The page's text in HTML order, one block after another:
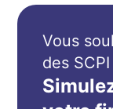
Vous
des SCPI